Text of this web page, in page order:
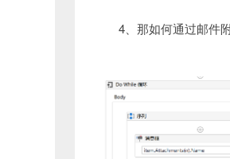
4、那如何通过邮件